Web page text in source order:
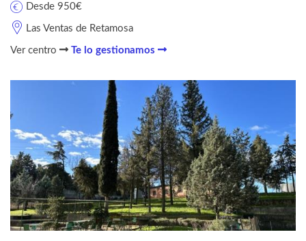
Las Ventas de Retamosa
Desde 950€
Ver centro Te lo gestionamos